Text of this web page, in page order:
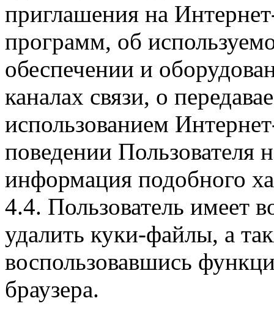
приглашения на
программ, об
обеспечении и
каналах связи, о
использованием
поведении Пользователя
информация подобного
4.4. Пользователь имеет
удалить куки-файлы, а
воспользовавшись
браузера.